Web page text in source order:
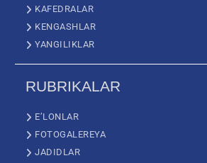
KAFEDRALAR
KENGASHLAR
YANGILIKLAR
RUBRIKALAR
E’LONLAR
FOTOGALEREYA
JADIDLAR